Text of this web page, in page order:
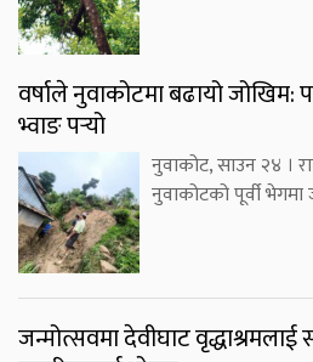
वर्षाले नुवाकोटमा बढायो जोखिम:
भ्वाङ पर्‍यो
नुवाकोट, साउन २४ ।
नुवाकोटको पूर्वी
जन्मोत्सवमा देवीघाट वृद्धाश्रमलाई